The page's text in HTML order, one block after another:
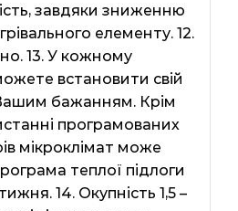
завдяки зниженню
елементу. 12.
13. У кожному
встановити свій
бажанням. Крім
програмованих
мікроклімат може
теплої підлоги
14. Окупність 1,5 –